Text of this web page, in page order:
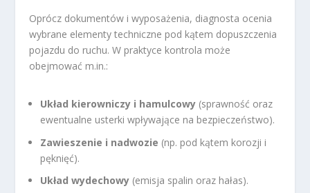
Oprócz dokumentów i wyposażenia, diagnosta ocenia
wybrane elementy techniczne pod kątem dopuszczenia
pojazdu do ruchu. W praktyce kontrola może
obejmować m.in.:
Układ kierowniczy i hamulcowy (sprawność oraz
ewentualne usterki wpływające na bezpieczeństwo).
Zawieszenie i nadwozie (np. pod kątem korozji i
pęknięć).
Układ wydechowy (emisja spalin oraz hałas).